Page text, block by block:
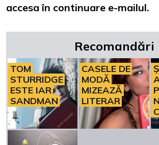
accesa în continuare e-mailul.
Recomandări
TOM
STURRIDGE
ESTE IAR
SANDMAN
CASELE DE
MODĂ
MIZEAZĂ
LITERAR